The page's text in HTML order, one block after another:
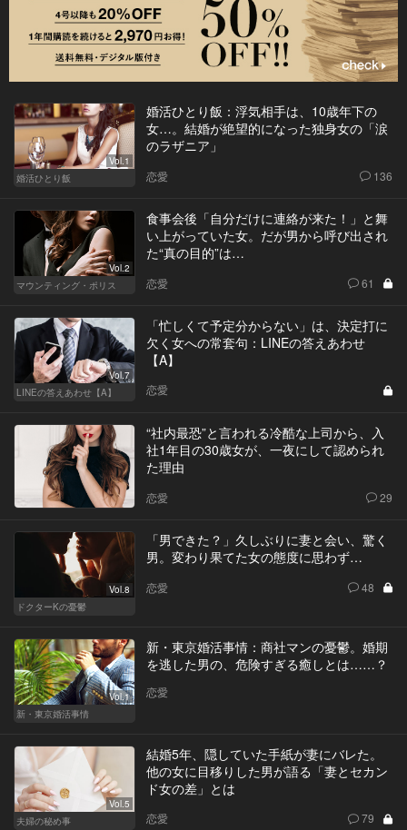
Vol.1
婚活ひとり飯
婚活ひとり飯：浮気相手は、10歳年下の
女…。結婚が絶望的になった独身女の「涙
のラザニア」
恋愛 136
Vol.2
マウンティング・ポリス
食事会後「自分だけに連絡が来た！」と舞
い上がっていた女。だが男から呼び出され
た“真の目的”は…
恋愛 61
Vol.7
LINEの答えあわせ【A】
「忙しくて予定分からない」は、決定打に
欠く女への常套句：LINEの答えあわせ
【A】
恋愛
“社内最恐”と言われる冷酷な上司から、入
社1年目の30歳女が、一夜にして認められ
た理由
恋愛 29
Vol.8
ドクターKの憂鬱
「男できた？」久しぶりに妻と会い、驚く
男。変わり果てた女の態度に思わず…
恋愛 48
Vol.1
新・東京婚活事情
新・東京婚活事情：商社マンの憂鬱。婚期
を逃した男の、危険すぎる癒しとは……？
恋愛
Vol.5
夫婦の秘め事
結婚5年、隠していた手紙が妻にバレた。
他の女に目移りした男が語る「妻とセカン
ド女の差」とは
恋愛 79